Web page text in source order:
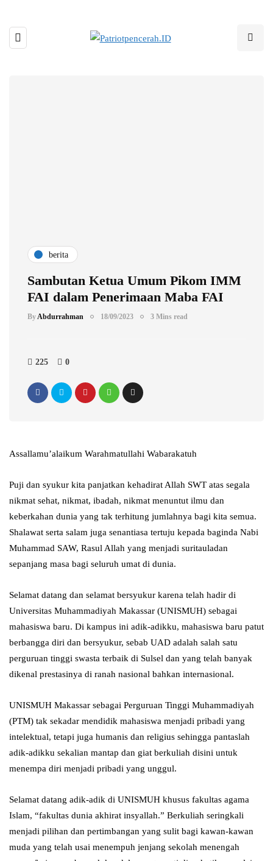
berita
Sambutan Ketua Umum Pikom IMM
FAI dalam Penerimaan Maba FAI
ByAbdurrahman 18/09/2023 3 Mins read
225 0
Assallamu’alaikum Warahmatullahi Wabarakatuh
Puji dan syukur kita panjatkan kehadirat Allah SWT atas segala
nikmat sehat, nikmat, ibadah, nikmat menuntut ilmu dan
keberkahan dunia yang tak terhitung jumlahnya bagi kita semua.
Shalawat serta salam juga senantiasa tertuju kepada baginda Nabi
Muhammad SAW, Rasul Allah yang menjadi suritauladan
sepanjang masa bagi seluruh umat di dunia.
Selamat datang dan selamat bersyukur karena telah hadir di
Universitas Muhammadiyah Makassar (UNISMUH) sebagai
mahasiswa baru. Di kampus ini adik-adikku, mahasiswa baru patut
berbangga diri dan bersyukur, sebab UAD adalah salah satu
perguruan tinggi swasta terbaik di Sulsel dan yang telah banyak
dikenal prestasinya di ranah nasional bahkan internasional.
UNISMUH Makassar sebagai Perguruan Tinggi Muhammadiyah
(PTM) tak sekadar mendidik mahasiswa menjadi pribadi yang
intelektual, tetapi juga humanis dan religius sehingga pantaslah
adik-adikku sekalian mantap dan giat berkuliah disini untuk
menempa diri menjadi pribadi yang unggul.
Selamat datang adik-adik di UNISMUH khusus fakultas agama
Islam, “fakultas dunia akhirat insyallah.” Berkuliah seringkali
menjadi pilihan dan pertimbangan yang sulit bagi kawan-kawan
muda yang telah usai menempuh jenjang sekolah menengah